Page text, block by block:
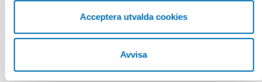
Acceptera utvalda cookies
Avvisa